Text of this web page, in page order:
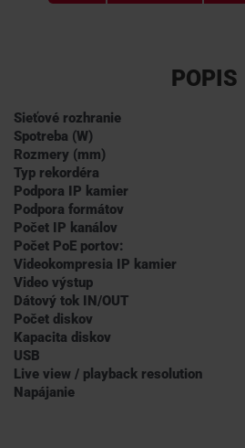
POPIS
Sieťové rozhranie
Spotreba (W)
Rozmery (mm)
Typ rekordéra
Podpora IP kamier
Podpora formátov
Počet IP kanálov
Počet PoE portov:
Videokompresia IP kamier
Video výstup
Dátový tok IN/OUT
Počet diskov
Kapacita diskov
USB
Live view / playback resolution
Napájanie